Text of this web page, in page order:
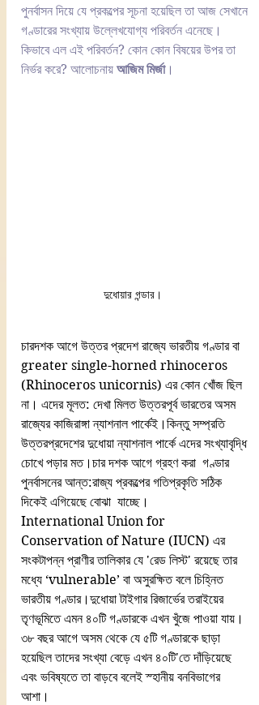
পুনর্বাসন দিয়ে যে প্রকল্পের সূচনা হয়েছিল তা আজ সেখানে
গণ্ডারের সংখ্যায় উল্লেখযোগ্য পরিবর্তন এনেছে।
কিভাবে এল এই পরিবর্তন? কোন কোন বিষয়ের উপর তা
নির্ভর করে? আলোচনায় আজিম মির্জা।
দুধোয়ার গন্ডার।
চারদশক আগে উত্তর প্রদেশ রাজ্যে ভারতীয় গণ্ডার বা
greater single-horned rhinoceros
(Rhinoceros unicornis) এর কোন খোঁজ ছিল
না। এদের মূলত: দেখা মিলত উত্তরপূর্ব ভারতের অসম
রাজ্যের কাজিরাঙ্গা ন্যাশনাল পার্কেই।কিন্তু সম্প্রতি
উত্তরপ্রদেশের দুধোয়া ন্যাশনাল পার্কে এদের সংখ্যাবৃদ্ধি
চোখে পড়ার মত।চার দশক আগে গ্রহণ করা  গণ্ডার
পুনর্বাসনের আন্ত:রাজ্য প্রকল্পের গতিপ্রকৃতি সঠিক
দিকেই এগিয়েছে বোঝা  যাচ্ছে।
International Union for
Conservation of Nature (IUCN) এর
সংকটাপন্ন প্রাণীর তালিকার যে 'রেড লিস্ট' রয়েছে তার
মধ্যে ‘vulnerable’ বা অসুরক্ষিত বলে চিহ্নিত
ভারতীয় গণ্ডার।দুধোয়া টাইগার রিজার্ভের তরাইয়ের
তৃণভূমিতে এমন ৪০টি গণ্ডারকে এখন খুঁজে পাওয়া যায়।
৩৮ বছর আগে অসম থেকে যে ৫টি গণ্ডারকে ছাড়া
হয়েছিল তাদের সংখ্যা বেড়ে এখন ৪০টি'তে দাঁড়িয়েছে
এবং ভবিষ্যতে তা বাড়বে বলেই স্হানীয় বনবিভাগের
আশা।